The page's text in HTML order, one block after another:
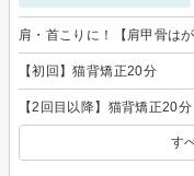
肩・首こりに！【肩甲骨は
【初回】猫背矯正20分
【2回目以降】猫背矯正20分
す